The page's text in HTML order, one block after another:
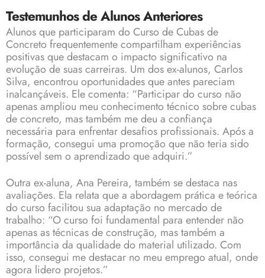
Testemunhos de Alunos Anteriores
Alunos que participaram do Curso de Cubas de
Concreto frequentemente compartilham experiências
positivas que destacam o impacto significativo na
evolução de suas carreiras. Um dos ex-alunos, Carlos
Silva, encontrou oportunidades que antes pareciam
inalcançáveis. Ele comenta: “Participar do curso não
apenas ampliou meu conhecimento técnico sobre cubas
de concreto, mas também me deu a confiança
necessária para enfrentar desafios profissionais. Após a
formação, consegui uma promoção que não teria sido
possível sem o aprendizado que adquiri.”
Outra ex-aluna, Ana Pereira, também se destaca nas
avaliações. Ela relata que a abordagem prática e teórica
do curso facilitou sua adaptação no mercado de
trabalho: “O curso foi fundamental para entender não
apenas as técnicas de construção, mas também a
importância da qualidade do material utilizado. Com
isso, consegui me destacar no meu emprego atual, onde
agora lidero projetos.”